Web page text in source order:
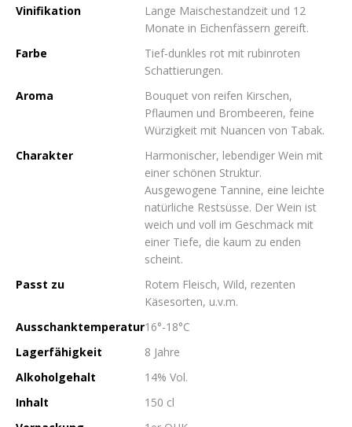
Vinifikation
Lange Maischestandzeit und 12
Monate in Eichenfässern gereift.
Farbe
Tief-dunkles rot mit rubinroten
Schattierungen.
Aroma
Bouquet von reifen Kirschen,
Pflaumen und Brombeeren, feine
Würzigkeit mit Nuancen von Tabak.
Charakter
Harmonischer, lebendiger Wein mit
einer schönen Struktur.
Ausgewogene Tannine, eine leichte
natürliche Restsüsse. Der Wein ist
weich und voll im Geschmack mit
einer Tiefe, die kaum zu enden
scheint.
Passt zu
Rotem Fleisch, Wild, rezenten
Käsesorten, u.v.m.
Ausschanktemperatur16°-18°C
Lagerfähigkeit
8 Jahre
Alkoholgehalt
14% Vol.
Inhalt
150 cl